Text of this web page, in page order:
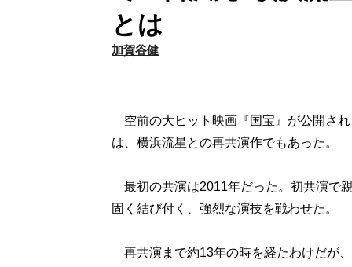
とは
加賀谷健
空前の大ヒット映画『国宝』が公開さ
は、横浜流星との再共演作でもあった。
最初の共演は2011年だった。初共演で
固く結び付く、強烈な演技を戦わせた。
再共演まで約13年の時を経たわけだが